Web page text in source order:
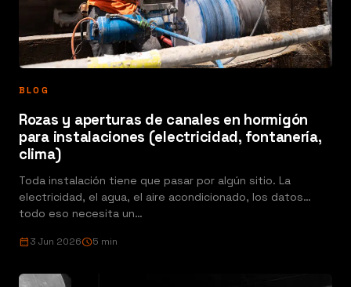
BLOG
Rozas y aperturas de canales en hormigón
para instalaciones (electricidad, fontanería,
clima)
Toda instalación tiene que pasar por algún sitio. La
electricidad, el agua, el aire acondicionado, los datos…
todo eso necesita un…
calendar_month3 Jun 2026schedule5 min